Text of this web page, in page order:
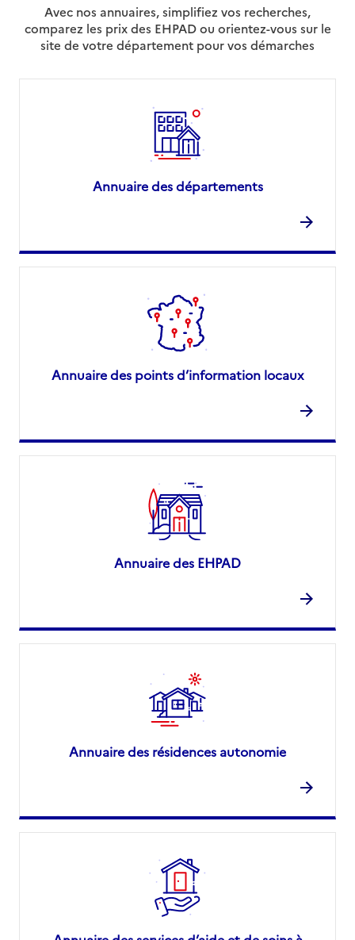
Avec nos annuaires, simplifiez vos recherches,
comparez les prix des EHPAD ou orientez-vous sur le
site de votre département pour vos démarches
Annuaire des départements
Annuaire des points d’information locaux
Annuaire des EHPAD
Annuaire des résidences autonomie